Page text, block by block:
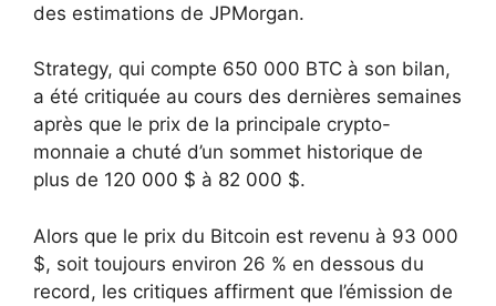
des estimations de JPMorgan.
Strategy, qui compte 650 000 BTC à son bilan,
a été critiquée au cours des dernières semaines
après que le prix de la principale crypto-
monnaie a chuté d’un sommet historique de
plus de 120 000 $ à 82 000 $.
Alors que le prix du Bitcoin est revenu à 93 000
$, soit toujours environ 26 % en dessous du
record, les critiques affirment que l’émission de